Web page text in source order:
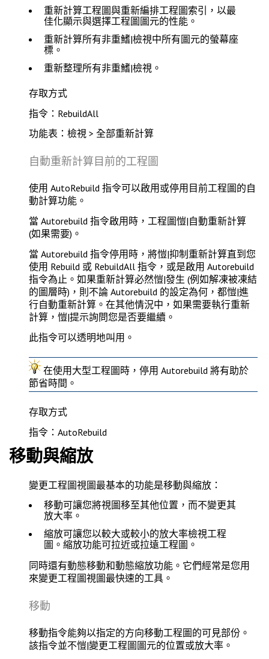
重新計算工程圖與重新編排工程圖索引，以最
佳化顯示與選擇工程圖圖元的性能。
重新計算所有非重鰭|檢視中所有圖元的螢幕座
標。
重新整理所有非重鰭|檢視。
存取方式
指令：RebuildAll
功能表：檢視 > 全部重新計算
自動重新計算目前的工程圖
使用AutoRebuild 指令可以啟用或停用目前工程圖的自
動計算功能。
當 Autorebuild 指令啟用時，工程圖愷|自動重新計算
(如果需要)。
當 Autorebuild 指令停用時，將愷|抑制重新計算直到您
使用 Rebuild 或 RebuildAll 指令，或是啟用 Autorebuild
指令為止。如果重新計算必然愷|發生 (例如解凍被凍結
的圖層時)，則不論 Autorebuild 的設定為何，都愷|進
行自動重新計算。在其他情況中，如果需要執行重新
計算，愷|提示詢問您是否要繼續。
此指令可以透明地叫用。
在使用大型工程圖時，停用 Autorebuild 將有助於
節省時間。
存取方式
指令：AutoRebuild
移動與縮放
變更工程圖視圖最基本的功能是移動與縮放：
移動可讓您將視圖移至其他位置，而不變更其
放大率。
縮放可讓您以較大或較小的放大率檢視工程
圖。縮放功能可拉近或拉遠工程圖。
同時還有動態移動和動態縮放功能。它們經常是您用
來變更工程圖視圖最快速的工具。
移動
移動指令能夠以指定的方向移動工程圖的可見部份。
該指令並不愷|變更工程圖圖元的位置或放大率。